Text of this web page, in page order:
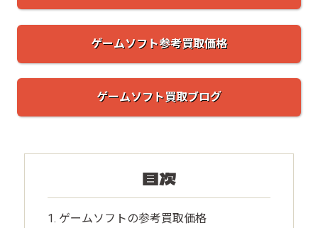
ゲームソフト参考買取価格
ゲームソフト買取ブログ
目次
ゲームソフトの参考買取価格